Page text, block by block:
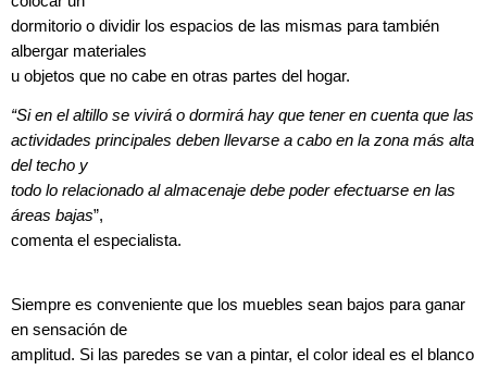
dormitorio o dividir los espacios de las mismas para también
albergar materiales
u objetos que no cabe en otras partes del hogar.
“Si en el altillo se vivirá o dormirá hay que tener en cuenta que las
actividades principales deben llevarse a cabo en la zona más alta
del techo y
todo lo relacionado al almacenaje debe poder efectuarse en las
áreas bajas”,
comenta el especialista.
Siempre es conveniente que los muebles sean bajos para ganar
en sensación de
amplitud. Si las paredes se van a pintar, el color ideal es el blanco